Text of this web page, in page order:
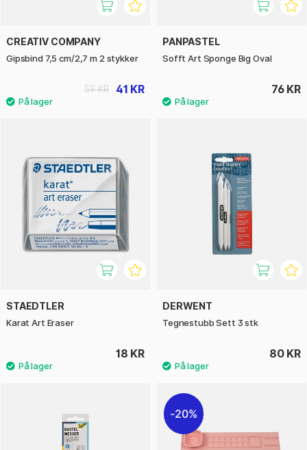
CREATIV COMPANY
Gipsbind 7,5 cm/2,7 m 2 stykker
41 KR
59 KR
PANPASTEL
Sofft Art Sponge Big Oval
76 KR
STAEDTLER
Karat Art Eraser
18 KR
DERWENT
Tegnestubb Sett 3 stk
80 KR
20%